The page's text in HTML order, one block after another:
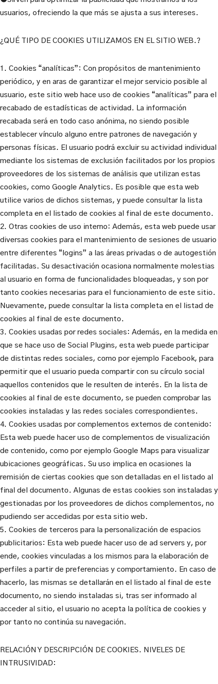
usuarios, ofreciendo la que más se ajusta a sus intereses.
¿QUÉ TIPO DE COOKIES UTILIZAMOS EN EL SITIO WEB.?
1. Cookies “analíticas”: Con propósitos de mantenimiento
periódico, y en aras de garantizar el mejor servicio posible al
usuario, este sitio web hace uso de cookies “analíticas” para el
recabado de estadísticas de actividad. La información
recabada será en todo caso anónima, no siendo posible
establecer vínculo alguno entre patrones de navegación y
personas físicas. El usuario podrá excluir su actividad individual
mediante los sistemas de exclusión facilitados por los propios
proveedores de los sistemas de análisis que utilizan estas
cookies, como Google Analytics. Es posible que esta web
utilice varios de dichos sistemas, y puede consultar la lista
completa en el listado de cookies al final de este documento.
2. Otras cookies de uso interno: Además, esta web puede usar
diversas cookies para el mantenimiento de sesiones de usuario
entre diferentes “logins” a las áreas privadas o de autogestión
facilitadas. Su desactivación ocasiona normalmente molestias
al usuario en forma de funcionalidades bloqueadas, y son por
tanto cookies necesarias para el funcionamiento de este sitio.
Nuevamente, puede consultar la lista completa en el listad de
cookies al final de este documento.
3. Cookies usadas por redes sociales: Además, en la medida en
que se hace uso de Social Plugins, esta web puede participar
de distintas redes sociales, como por ejemplo Facebook, para
permitir que el usuario pueda compartir con su círculo social
aquellos contenidos que le resulten de interés. En la lista de
cookies al final de este documento, se pueden comprobar las
cookies instaladas y las redes sociales correspondientes.
4. Cookies usadas por complementos externos de contenido:
Esta web puede hacer uso de complementos de visualización
de contenido, como por ejemplo Google Maps para visualizar
ubicaciones geográficas. Su uso implica en ocasiones la
remisión de ciertas cookies que son detalladas en el listado al
final del documento. Algunas de estas cookies son instaladas y
gestionadas por los proveedores de dichos complementos, no
pudiendo ser accedidas por esta sitio web.
5. Cookies de terceros para la personalización de espacios
publicitarios: Esta web puede hacer uso de ad servers y, por
ende, cookies vinculadas a los mismos para la elaboración de
perfiles a partir de preferencias y comportamiento. En caso de
hacerlo, las mismas se detallarán en el listado al final de este
documento, no siendo instaladas si, tras ser informado al
acceder al sitio, el usuario no acepta la política de cookies y
por tanto no continúa su navegación.
RELACIÓN Y DESCRIPCIÓN DE COOKIES. NIVELES DE
INTRUSIVIDAD: